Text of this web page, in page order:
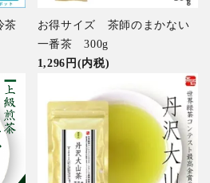
茶
お得サイズ 茶師のまかない
一番茶 300g
1,296円(内税)